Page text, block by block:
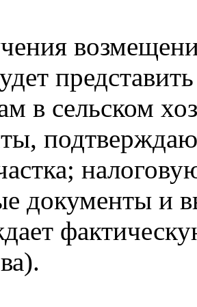
в сельском
документы и